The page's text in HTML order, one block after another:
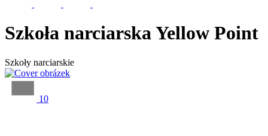
Szkoła narciarska Yellow Point
Szkoły narciarskie
10